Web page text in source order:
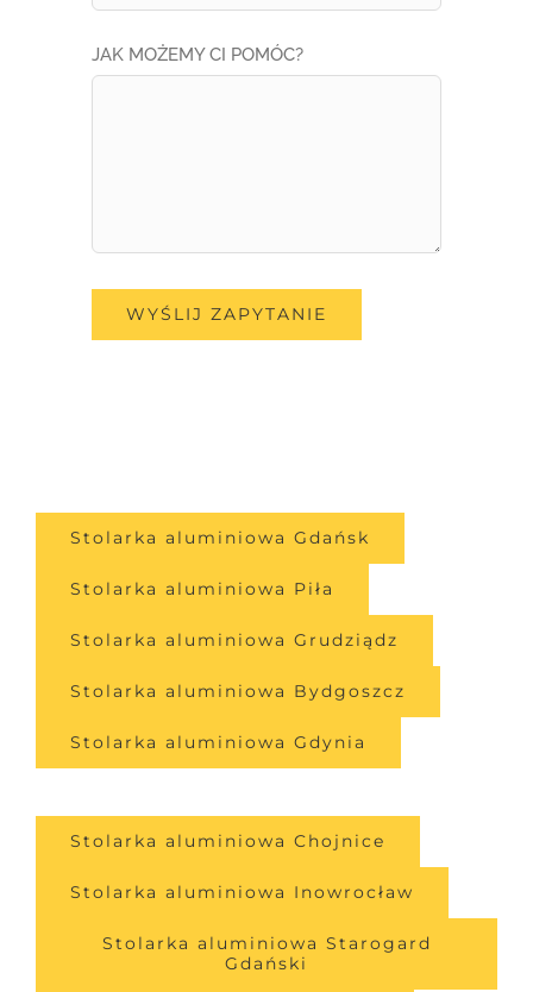
JAK MOŻEMY CI POMÓC?
Stolarka aluminiowa Gdańsk
Stolarka aluminiowa Piła
Stolarka aluminiowa Grudziądz
Stolarka aluminiowa Bydgoszcz
Stolarka aluminiowa Gdynia
Stolarka aluminiowa Chojnice
Stolarka aluminiowa Inowrocław
Stolarka aluminiowa Starogard
Gdański